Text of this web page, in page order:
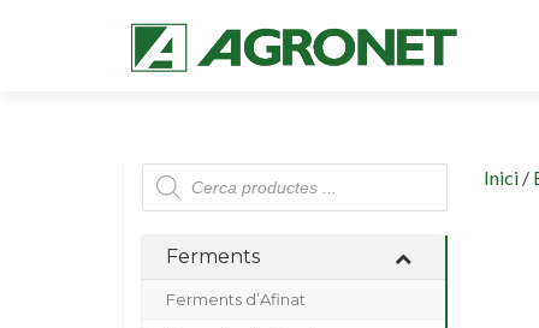
Inici /
Products
search
Ferments
Ferments d’Afinat